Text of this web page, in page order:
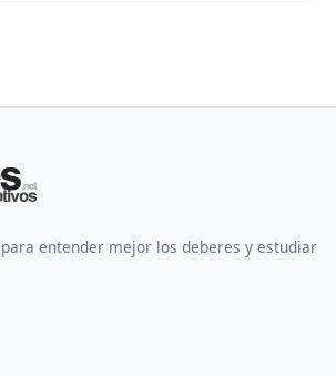
entender mejor los deberes y estudiar